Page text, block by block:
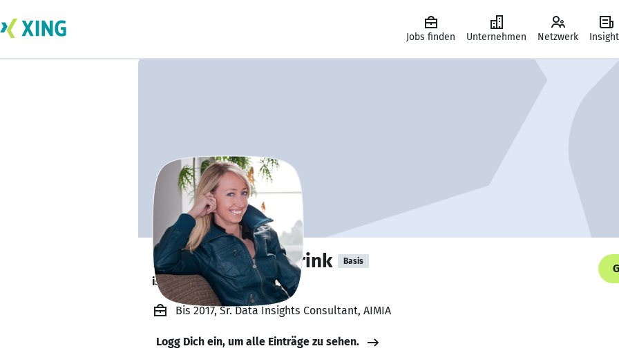
Jobs finden Unternehmen Netzwerk
Pascalle Leeuwerink Basis
ist offen für Projekte. 🔎
Bis 2017, Sr. Data Insights Consultant, AIMIA
Logg Dich ein, um alle Einträge zu sehen.